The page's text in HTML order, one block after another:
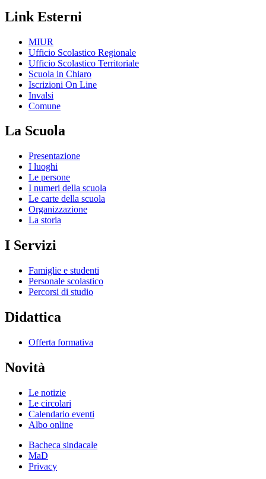
Link Esterni
MIUR
Ufficio Scolastico Regionale
Ufficio Scolastico Territoriale
Scuola in Chiaro
Iscrizioni On Line
Invalsi
Comune
La Scuola
Presentazione
I luoghi
Le persone
I numeri della scuola
Le carte della scuola
Organizzazione
La storia
I Servizi
Famiglie e studenti
Personale scolastico
Percorsi di studio
Didattica
Offerta formativa
Novità
Le notizie
Le circolari
Calendario eventi
Albo online
Bacheca sindacale
MaD
Privacy